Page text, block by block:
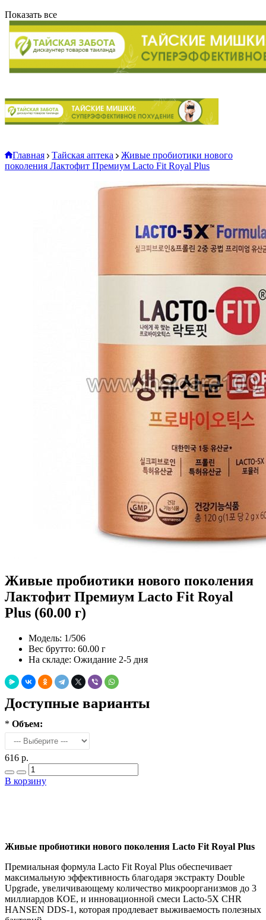
Показать все
Главная Тайская аптека
Живые пробиотики нового
поколения Лактофит Премиум Lacto Fit Royal Plus
Живые пробиотики нового поколения
Лактофит Премиум Lacto Fit Royal
Plus (60.00 г)
Модель: 1/506
Вес брутто: 60.00 г
На складе: Ожидание 2-5 дня
Доступные варианты
* Объем:
616 р.
В корзину
Живые пробиотики нового поколения Lacto Fit Royal Plus
Премиальная формула Lacto Fit Royal Plus обеспечивает
максимальную эффективность благодаря экстракту Double
Upgrade, увеличивающему количество микроорганизмов до 3
миллиардов КОЕ, и инновационной смеси Lacto-5X CHR
HANSEN DDS-1, которая продлевает выживаемость полезных